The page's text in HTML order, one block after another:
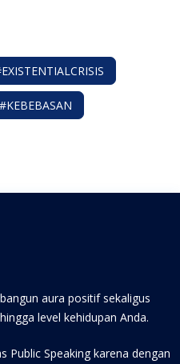
#KEBEBASAN
aura positif sekaligus
level kehidupan Anda.
Public Speaking karena dengan